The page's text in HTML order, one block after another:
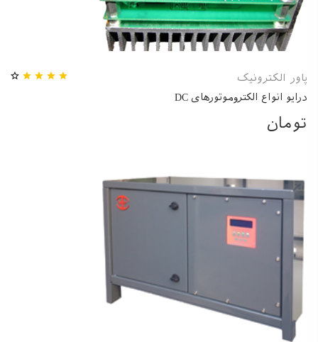
پاور الکترونیک
درایو انواع الکتروموتورهای DC
تومان